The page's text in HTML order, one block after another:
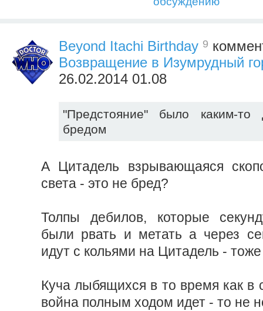
Beyond Itachi Birthday 9
Возвращение в Изумрудный
26.02.2014 01.08
"Предстояние" было каким-то
бредом
А Цитадель взрывающаяся
света - это не бред?
Толпы дебилов, которые
были рвать и метать а через
идут с кольями на Цитадель -
Куча лыбящихся в то время как в
война полным ходом идет - то не